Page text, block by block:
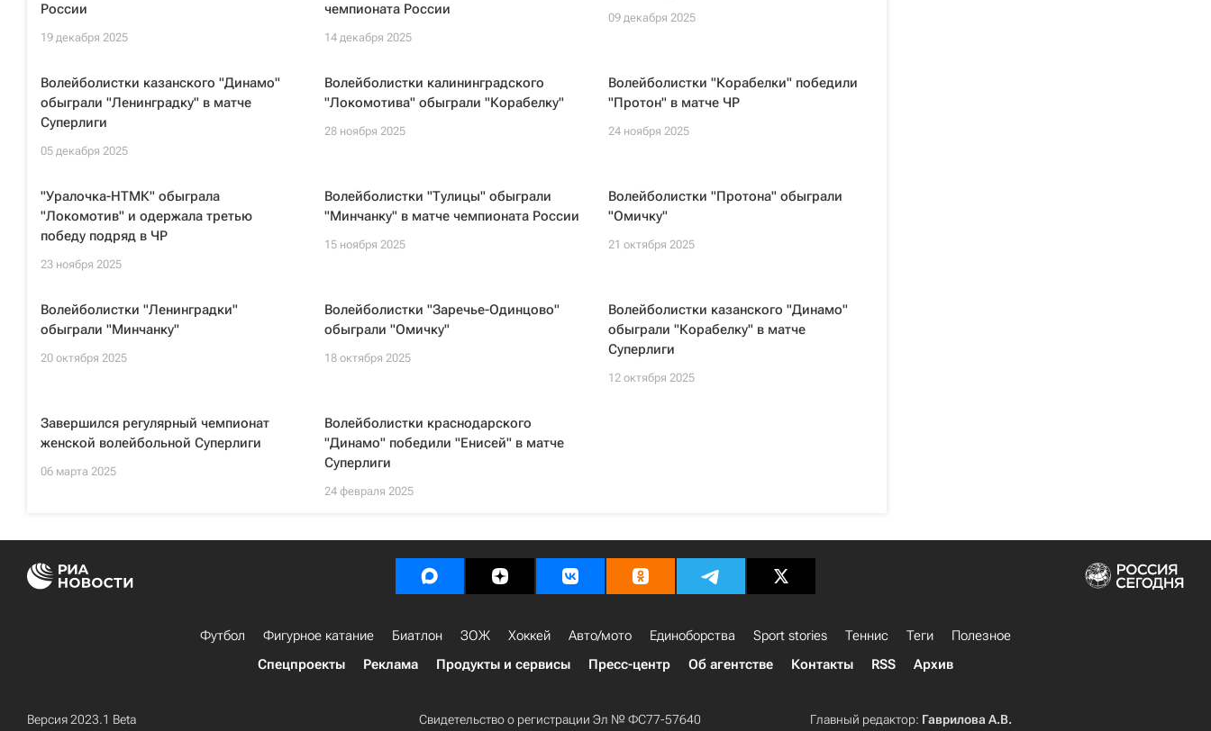
России
19 декабря 2025
чемпионата России
14 декабря 2025
09 декабря 2025
Волейболистки казанского "Динамо"
обыграли "Ленинградку" в матче
Суперлиги
05 декабря 2025
Волейболистки калининградского
"Локомотива" обыграли "Корабелку"
28 ноября 2025
Волейболистки "Корабелки" победили
"Протон" в матче ЧР
24 ноября 2025
"Уралочка-НТМК" обыграла
"Локомотив" и одержала третью
победу подряд в ЧР
23 ноября 2025
Волейболистки "Тулицы" обыграли
"Минчанку" в матче чемпионата России
15 ноября 2025
Волейболистки "Протона" обыграли
"Омичку"
21 октября 2025
Волейболистки "Ленинградки"
обыграли "Минчанку"
20 октября 2025
Волейболистки "Заречье-Одинцово"
обыграли "Омичку"
18 октября 2025
Волейболистки казанского "Динамо"
обыграли "Корабелку" в матче
Суперлиги
12 октября 2025
Завершился регулярный чемпионат
женской волейбольной Суперлиги
06 марта 2025
Волейболистки краснодарского
"Динамо" победили "Енисей" в матче
Суперлиги
24 февраля 2025
Футбол Фигурное катание Биатлон ЗОЖ Хоккей Авто/мото Единоборства Sport stories Теннис Теги
Полезное
Спецпроекты
Реклама Продукты и сервисы Пресс-центр Об агентстве Контакты RSS Архив
Версия 2023.1 Beta Свидетельство о регистрации Эл № ФС77-57640 Главный редактор: Гаврилова А.В.